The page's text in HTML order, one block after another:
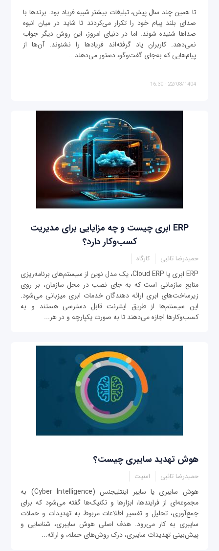
تا همین چند سال پیش، تبلیغات بیشتر شبیه فریاد بود. برندها با
صدای بلند پیام خود را تکرار می‌کردند تا شاید در میان انبوه
صداها شنیده شوند. اما در دنیای امروز، این روش دیگر جواب
نمی‌دهد. کاربران یاد گرفته‌اند فریادها را نشنوند. آن‌ها از
پیام‌هایی که به‌جای گفت‌وگو، دستور می‌دهند...
22/08/1404 - 16:30
ERP ابری چیست و چه مزایایی برای مدیریت
کسب‌وکار دارد؟
حمیدرضا تائبی کارگاه
ERP ابری یا Cloud ERP، یک مدل نوین از سیستم‌های برنامه‌ریزی
منابع سازمانی است که به جای نصب در محل سازمان، بر روی
زیرساخت‌های ابری ارائه دهندگان خدمات ابری میزبانی می‌شود.
این سیستم‌ها از طریق اینترنت قابل دسترسی هستند و به
کسب‌وکارها اجازه می‌دهند تا به صورت یکپارچه و در هر...
هوش تهدید سایبری چیست؟
حمیدرضا تائبی امنیت
هوش سایبری یا سایبر اینتلیجنس (Cyber Intelligence) به
مجموعه‌ای از فرایندها، ابزارها و تکنیک‌ها گفته می‌شود که برای
جمع‌آوری، تحلیل و تفسیر اطلاعات مربوط به تهدیدات و حملات
سایبری به کار می‌رود. هدف اصلی هوش سایبری، شناسایی و
پیش‌بینی تهدیدات سایبری، درک روش‌های حمله، و ارائه...